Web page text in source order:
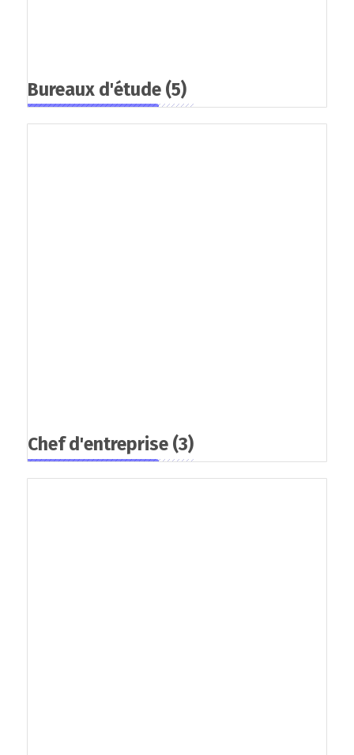
Bureaux d'étude (5)
Chef d'entreprise (3)